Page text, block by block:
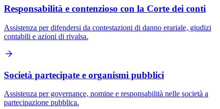
Responsabilità e contenzioso con la Corte dei conti
Assistenza per difendersi da contestazioni di danno erariale, giudizi
contabili e azioni di rivalsa.
Società partecipate e organismi pubblici
Assistenza per governance, nomine e responsabilità nelle società a
partecipazione pubblica.